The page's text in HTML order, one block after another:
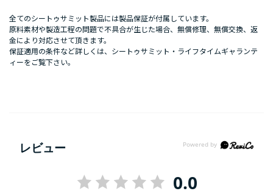
全てのシートゥサミット製品には製品保証が付属しています。
原料素材や製造工程の問題で不具合が生じた場合、無償修理、無償交換、返
金により対応させて頂きます。
保証適用の条件など詳しくは、 シートゥサミット・ライフタイムギャランテ
ィーをご覧下さい。
レビュー
0.0